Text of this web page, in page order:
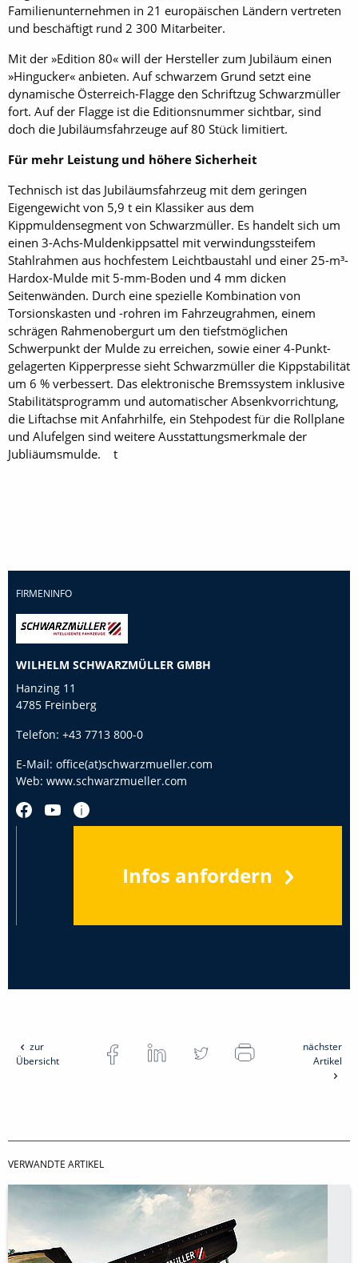
Familienunternehmen in 21 europäischen Ländern vertreten
und beschäftigt rund 2 300 Mitarbeiter.
Mit der »Edition 80« will der Hersteller zum Jubiläum einen
»Hingucker« anbieten. Auf schwarzem Grund setzt eine
dynamische Österreich-Flagge den Schriftzug Schwarzmüller
fort. Auf der Flagge ist die Editionsnummer sichtbar, sind
doch die Jubiläumsfahrzeuge auf 80 Stück limitiert.
Für mehr Leistung und höhere Sicherheit
Technisch ist das Jubiläumsfahrzeug mit dem geringen
Eigengewicht von 5,9 t ein Klassiker aus dem
Kippmuldensegment von Schwarzmüller. Es handelt sich um
einen 3-Achs-Muldenkippsattel mit verwindungs­steifem
Stahlrahmen aus hochfestem Leichtbaustahl und einer 25-m³-
Hardox-Mulde mit 5-mm-Boden und 4 mm dicken
Seitenwänden. Durch eine spezielle Kombination von
Torsionskasten und -rohren im Fahrzeugrahmen, einem
schrägen Rahmenobergurt um den tiefstmöglichen
Schwerpunkt der Mulde zu erreichen, sowie einer 4-Punkt-
gelagerten Kipperpresse sieht Schwarzmüller die Kippstabilität
um 6 % verbessert. Das elektronische Bremssystem inklusive
Stabilitätsprogramm und automatischer Absenkvorrichtung,
die Liftachse mit Anfahrhilfe, ein Stehpodest für die Rollplane
und Alufelgen sind weitere Ausstattungsmerkmale der
Jubliäumsmulde. t
FIRMENINFO
WILHELM SCHWARZMÜLLER GMBH
Hanzing 11
4785 Freinberg
Telefon: +43 7713 800-0
E-Mail: office(at)schwarzmueller.com
Web: www.schwarzmueller.com
Infos anfordern
zur
Übersicht
nächster
Artikel
VERWANDTE ARTIKEL